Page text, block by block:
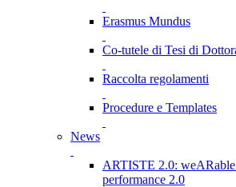
Erasmus Mundus
Co-tutele di Tesi di
Raccolta regolamenti
Procedure e Templates
News
ARTISTE 2.0:
performance 2.0